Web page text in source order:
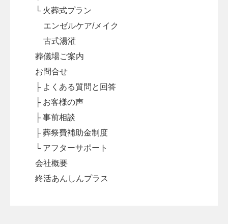
└ 火葬式プラン
エンゼルケア/メイク
古式湯灌
葬儀場ご案内
お問合せ
├ よくある質問と回答
├ お客様の声
├ 事前相談
├ 葬祭費補助金制度
└ アフターサポート
会社概要
終活あんしんプラス